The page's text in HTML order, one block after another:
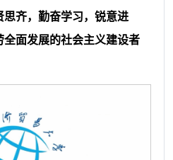
齐，勤奋学习，锐意进
面发展的社会主义建设者